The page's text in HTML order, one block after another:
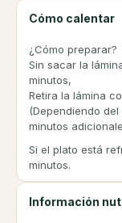
Cómo calentar
¿Cómo preparar?
Sin sacar la
minutos,
Retira la lámina
(Dependiendo
minutos
Si el plato está
minutos.
Información